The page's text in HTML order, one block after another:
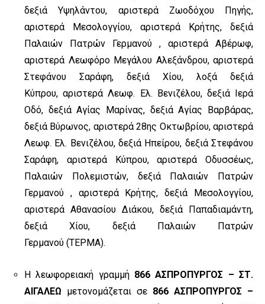
δεξιά Υψηλάντου, αριστερά Ζωοδόχου Πηγής,
αριστερά Μεσολογγίου, αριστερά Κρήτης, δεξιά
Παλαιών Πατρών Γερμανού , αριστερά Αβέρωφ,
αριστερά Λεωφόρο Μεγάλου Αλεξάνδρου, αριστερά
Στεφάνου Σαράφη, δεξιά Χίου, λοξά δεξιά
Κύπρου,αριστερά Λεωφ. Ελ. Βενιζέλου, δεξιά Ιερά
Οδό, δεξιά Αγίας Μαρίνας, δεξιάΑγίας Βαρβάρας,
δεξιά Βύρωνος, αριστερά 28ης Οκτωβρίου, αριστερά
Λεωφ. Ελ. Βενιζέλου, δεξιά Ηπείρου, δεξιά Στεφάνου
Σαράφη, αριστερά Κύπρου,αριστερά Οδυσσέως,
Παλαιών Πολεμιστών, δεξιά Παλαιών Πατρών
Γερμανού , αριστερά Κρήτης, δεξιά Μεσολογγίου,
αριστερά Αθανασίου Διάκου, δεξιά Παπαδιαμάντη,
δεξιά Χίου, δεξιά Παλαιών Πατρών
Γερμανού (ΤΕΡΜΑ).
Η λεωφορειακή γραμμή 866 ΑΣΠΡΟΠΥΡΓΟΣ – ΣΤ.
ΑΙΓΑΛΕΩ μετονομάζεται σε 866 ΑΣΠΡΟΠΥΡΓΟΣ –